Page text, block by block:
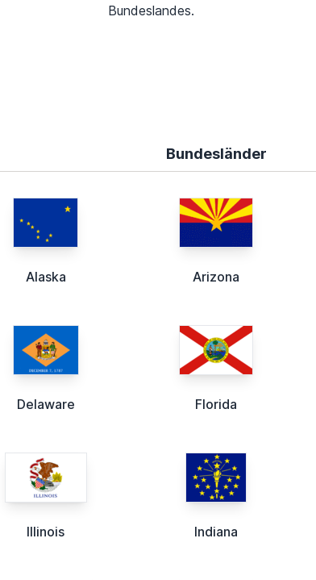
Bundeslandes.
Bundesländer
Alaska Arizona
Delaware Florida
Illinois Indiana